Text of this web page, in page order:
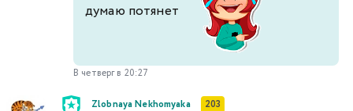
думаю потянет
В четверг в 20:27
Zlobnaya Nekhomyaka 203